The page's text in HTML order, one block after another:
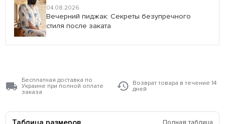
04.08.2026
Вечерний пиджак: Секреты безупречного
стиля после заката
Бесплатная доставка по
Украине при полной оплате
заказа
Возврат товара в течение 14
дней
Полная таблица